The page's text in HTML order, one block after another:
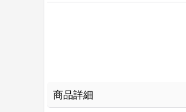
商品詳細